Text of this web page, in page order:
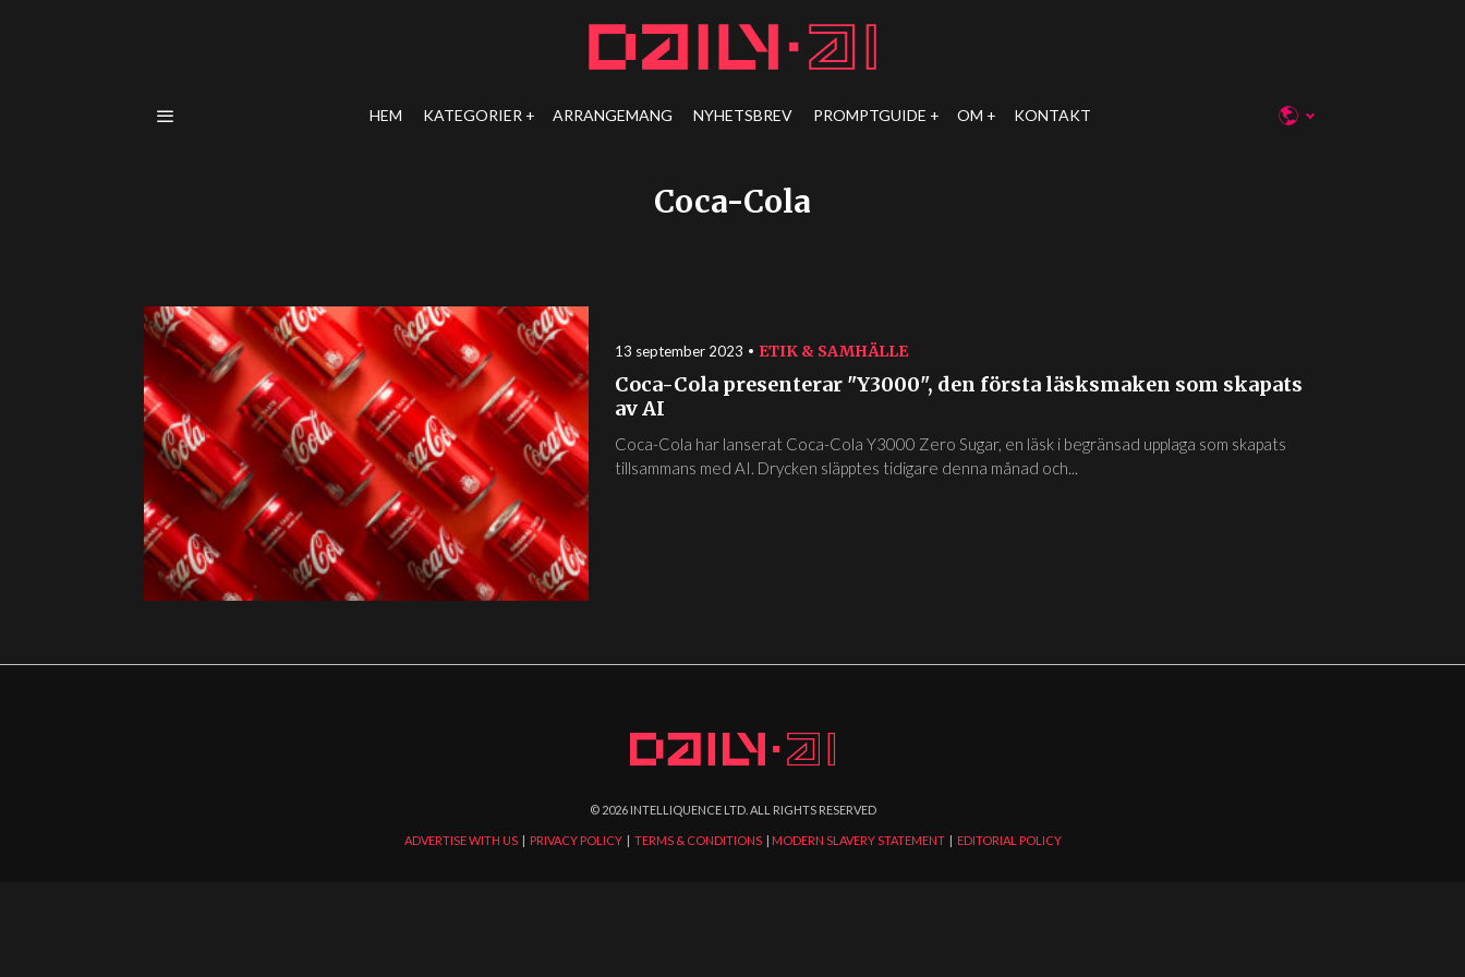
HEM KATEGORIER ARRANGEMANG NYHETSBREV PROMPTGUIDE OM KONTAKT
Coca-Cola
13 september 2023 ETIK & SAMHÄLLE
Coca-Cola presenterar "Y3000", den första läsksmaken som skapats
av AI
Coca-Cola har lanserat Coca-Cola Y3000 Zero Sugar, en läsk i begränsad upplaga som skapats
tillsammans med AI. Drycken släpptes tidigare denna månad och...
© 2026INTELLIQUENCE LTD. ALL RIGHTS RESERVED
ADVERTISE WITH US| PRIVACY POLICY| TERMS & CONDITIONS| MODERN SLAVERY STATEMENT| EDITORIAL POLICY